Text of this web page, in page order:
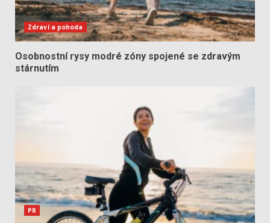
Zdraví a pohoda
Osobnostní rysy modré zóny spojené se zdravým
stárnutím
PR